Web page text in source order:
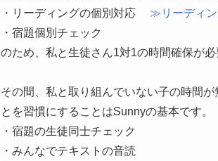
・リーディングの個別対応 ≫リーディン
・宿題個別チェック
のため、私と生徒さん1対1の時間確保が必
その間、私と取り組んでいない子の時間
とを習慣にすることはSunnyの基本です。
・宿題の生徒同士チェック
・みんなでテキストの音読